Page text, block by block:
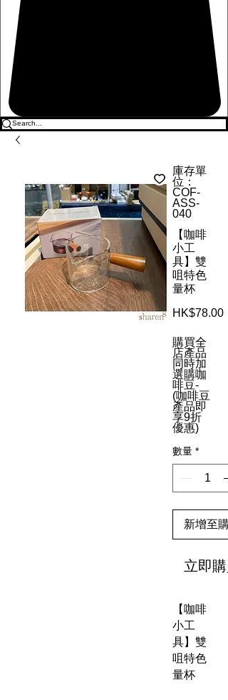
庫存單
位：
COF-
ASS-
040
【咖啡
小工
具】雙
咀特色
量杯
HK$78.00價
購買全
店產品
同時加
選購咖
啡豆-
(咖啡豆
產品即
享9折
優惠)
數量 *
新增至購
立即購
【咖啡
小工
具】雙
咀特色
量杯